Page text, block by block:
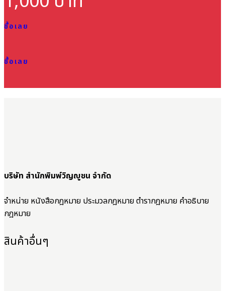
ซื้อเลย
ซื้อเลย
บริษัท สำนักพิมพ์วิญญูชน จำกัด
จำหน่าย หนังสือกฎหมาย ประมวลกฎหมาย ตำรากฎหมาย คำอธิบาย
กฎหมาย
สินค้าอื่นๆ